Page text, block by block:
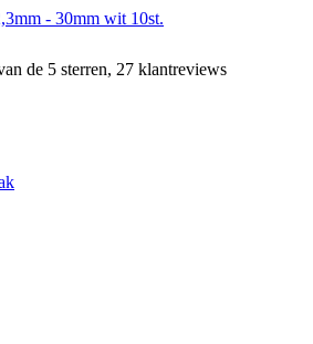
- 30mm wit 10st.
de 5 sterren, 27 klantreviews